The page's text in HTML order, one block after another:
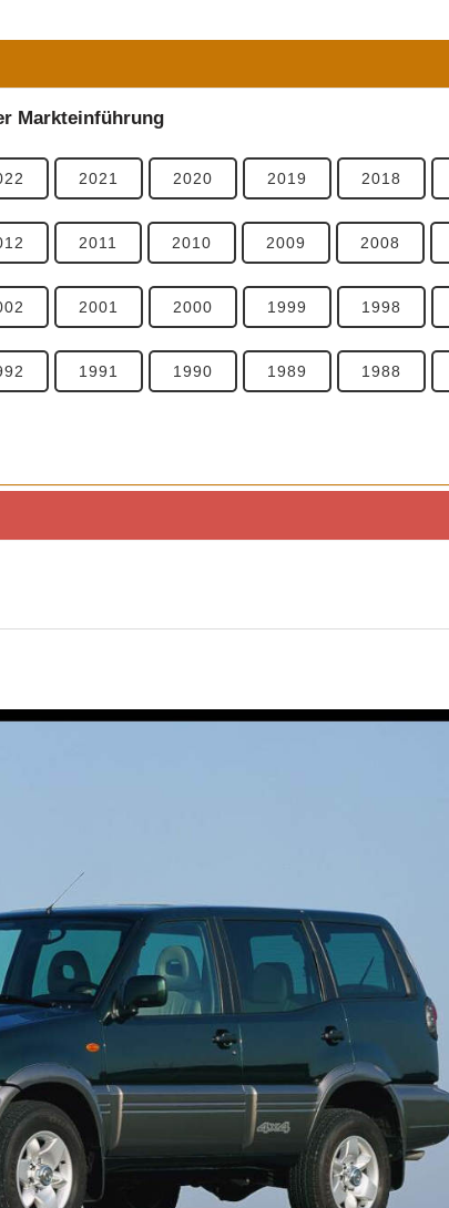
Markteinführung
2021 2020 2019 2018
2011 2010 2009 2008
2001 2000 1999 1998
1991 1990 1989 1988
Fahrzeuge.